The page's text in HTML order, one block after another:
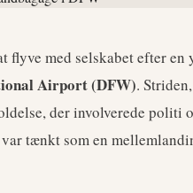
flyve med selskabet efter en
Airport (DFW).
der involverede politi
tænkt som en